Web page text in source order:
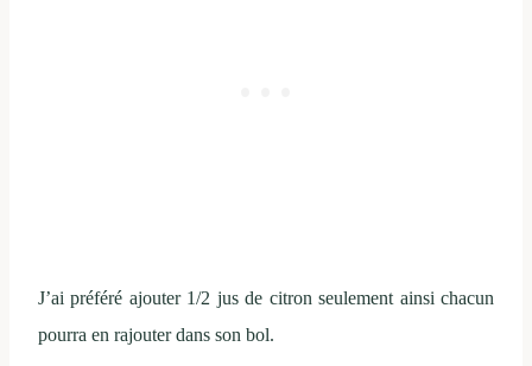
J’ai préféré ajouter 1/2 jus de citron seulement ainsi chacun
pourra en rajouter dans son bol.